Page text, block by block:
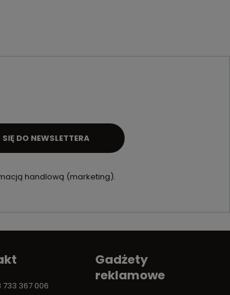
handlową (marketing).
DO NEWSLETTERA
733 367 006
Gadżety
reklamowe